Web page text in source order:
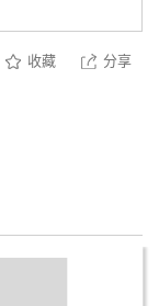
收藏 分享